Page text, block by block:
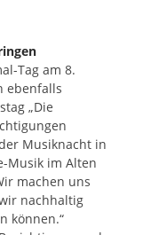
Tag am 8.
ebenfalls
„Die
Musiknacht in
Musik im Alten
machen uns
nachhaltig
können.“